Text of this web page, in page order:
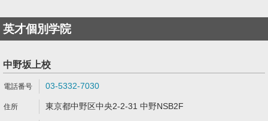
英才個別学院
中野坂上校
03-5332-7030
東京都中野区中央2-2-31 中野NSB2F